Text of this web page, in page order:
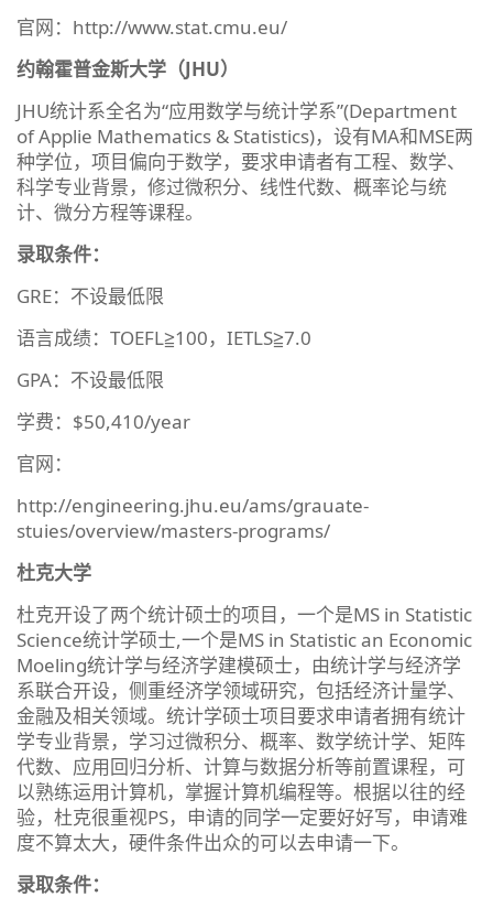
官网：http://www.stat.cmu.eu/
约翰霍普金斯大学（JHU）
JHU统计系全名为“应用数学与统计学系”(Department
of Applie Mathematics & Statistics)，设有MA和MSE两
种学位，项目偏向于数学，要求申请者有工程、数学、
科学专业背景，修过微积分、线性代数、概率论与统
计、微分方程等课程。
录取条件：
GRE：不设最低限
语言成绩：TOEFL≧100，IETLS≧7.0
GPA：不设最低限
学费：$50,410/year
官网：
http://engineering.jhu.eu/ams/grauate-
stuies/overview/masters-programs/
杜克大学
杜克开设了两个统计硕士的项目，一个是MS in Statistic
Science统计学硕士,一个是MS in Statistic an Economic
Moeling统计学与经济学建模硕士，由统计学与经济学
系联合开设，侧重经济学领域研究，包括经济计量学、
金融及相关领域。统计学硕士项目要求申请者拥有统计
学专业背景，学习过微积分、概率、数学统计学、矩阵
代数、应用回归分析、计算与数据分析等前置课程，可
以熟练运用计算机，掌握计算机编程等。根据以往的经
验，杜克很重视PS，申请的同学一定要好好写，申请难
度不算太大，硬件条件出众的可以去申请一下。
录取条件：